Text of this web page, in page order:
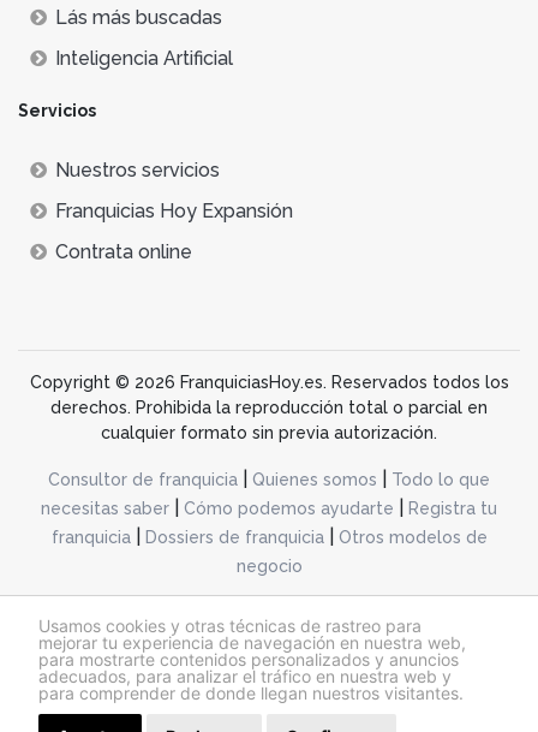
Usamos cookies y otras técnicas de rastreo para
mejorar tu experiencia de navegación en nuestra web,
para mostrarte contenidos personalizados y anuncios
adecuados, para analizar el tráfico en nuestra web y
para comprender de donde llegan nuestros visitantes.
Lás más buscadas
Inteligencia Artificial
Servicios
Nuestros servicios
Franquicias Hoy Expansión
Contrata online
Copyright © 2026 FranquiciasHoy.es. Reservados todos los
derechos. Prohibida la reproducción total o parcial en
cualquier formato sin previa autorización.
Consultor de franquicia Quienes somos
Todo lo que
necesitas saber
Cómo podemos ayudarte
Registra tu
franquicia| Dossiers de franquicia|
Otros modelos de
negocio
@franquiciashoy.es |Aviso legal| Política de cookies|Política de privacidad